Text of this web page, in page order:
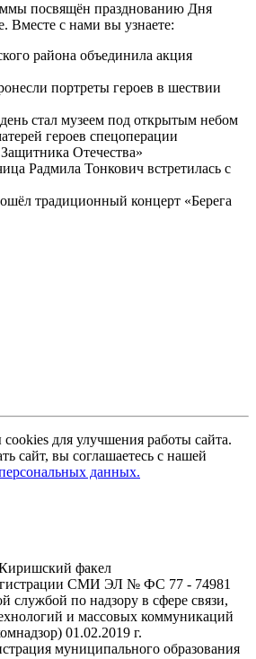
посвящён празднованию Дня
Вместе с нами вы узнаете:
района объединила акция
портреты героев в шествии
стал музеем под открытым небом
героев спецоперации
Отечества»
Радмила Тонкович встретилась с
традиционный концерт «Берега
для улучшения работы сайта.
сайт, вы соглашаетесь с нашей
данных.
факел
СМИ ЭЛ № ФС 77 - 74981
службой по надзору в сфере связи,
и массовых коммуникаций
01.02.2019 г.
муниципального образования